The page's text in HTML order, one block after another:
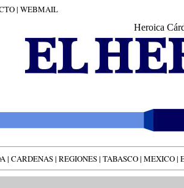
| WEBMAIL
Heroica
| CARDENAS| REGIONES| TABASCO| MEXICO|